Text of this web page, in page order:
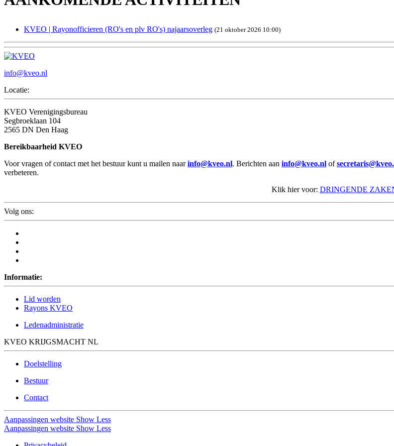
KVEO | Rayonofficieren (RO's en plv RO's) najaarsoverleg (21 oktober 2026 10:00)
info@kveo.nl
Locatie:
KVEO Verenigingsbureau
Segbroeklaan 104
2565 DN Den Haag
Bereikbaarheid KVEO
Voor vragen of contact met het bestuur kunt u mailen naarinfo@kveo.nl. Berichten aan info@kveo.nl of
verbeteren.
Klik hier voor: DRINGENDE
Volg ons:
Informatie:
Lid worden
Rayons KVEO
Ledenadministratie
KVEO KRIJGSMACHT NL
Doelstelling
Bestuur
Contact
Aanpassingen website Show Less
Aanpassingen website Show Less